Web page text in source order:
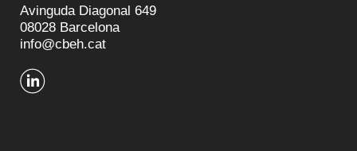
Avinguda Diagonal 649
08028 Barcelona
info@cbeh.cat